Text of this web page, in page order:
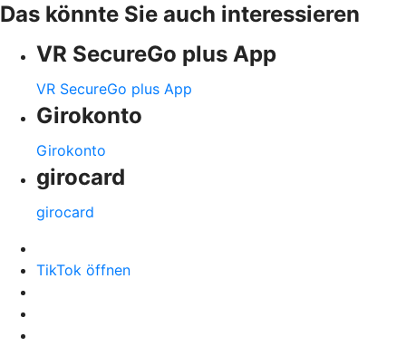
Das könnte Sie auch interessieren
VR SecureGo plus App
VR SecureGo plus App
Girokonto
Girokonto
girocard
girocard
TikTok öffnen